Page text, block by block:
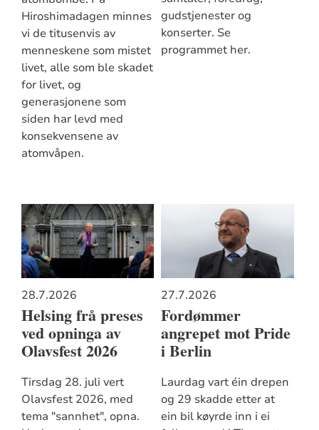
Hiroshimadagen minnes
vi de titusenvis av
menneskene som mistet
livet, alle som ble skadet
for livet, og
generasjonene som
siden har levd med
konsekvensene av
atomvåpen.
gudstjenester og
konserter. Se
programmet her.
28.7.2026
Helsing frå preses
ved opninga av
Olavsfest 2026
Tirsdag 28. juli vert
Olavsfest 2026, med
tema "sannhet", opna.
27.7.2026
Fordømmer
angrepet mot Pride
i Berlin
Laurdag vart éin drepen
og 29 skadde etter at
ein bil køyrde inn i ei